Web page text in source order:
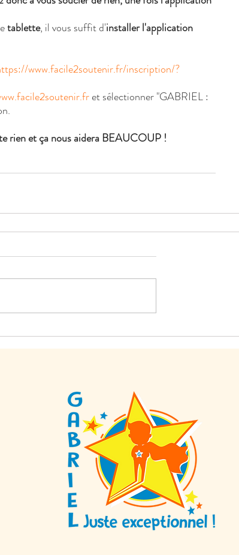
tablette, il vous suffit d'installer l'application
www.facile2soutenir.fr/inscription/?
et sélectionner "GABRIEL :
rien et ça nous aidera BEAUCOUP !